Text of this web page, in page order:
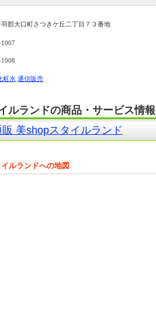
郡大口町さつきケ丘二丁目７３番地
粧水 通信販売
ルランドの商品・サービス情報
販 美shopスタイルランド
ルランドへの地図